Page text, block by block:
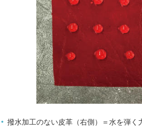
撥水加工のない皮革（右側）＝水を弾く